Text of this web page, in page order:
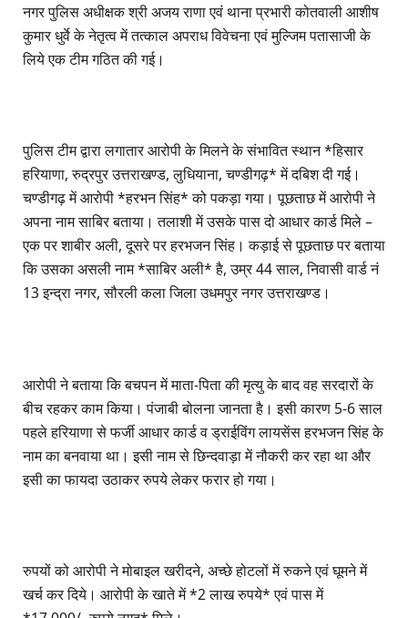
नगर पुलिस अधीक्षक श्री अजय राणा एवं थाना प्रभारी कोतवाली आशीष
कुमार धुर्वे के नेतृत्व में तत्काल अपराध विवेचना एवं मुल्जिम पतासाजी के
लिये एक टीम गठित की गई।
पुलिस टीम द्वारा लगातार आरोपी के मिलने के संभावित स्थान *हिसार
हरियाणा, रुद्रपुर उत्तराखण्ड, लुधियाना, चण्डीगढ़* में दबिश दी गई।
चण्डीगढ़ में आरोपी *हरभन सिंह* को पकड़ा गया। पूछताछ में आरोपी ने
अपना नाम साबिर बताया। तलाशी में उसके पास दो आधार कार्ड मिले –
एक पर शाबीर अली, दूसरे पर हरभजन सिंह। कड़ाई से पूछताछ पर बताया
कि उसका असली नाम *साबिर अली* है, उम्र 44 साल, निवासी वार्ड नं
13 इन्द्रा नगर, सौरली कला जिला उधमपुर नगर उत्तराखण्ड।
आरोपी ने बताया कि बचपन में माता-पिता की मृत्यु के बाद वह सरदारों के
बीच रहकर काम किया। पंजाबी बोलना जानता है। इसी कारण 5-6 साल
पहले हरियाणा से फर्जी आधार कार्ड व ड्राईविंग लायसेंस हरभजन सिंह के
नाम का बनवाया था। इसी नाम से छिन्दवाड़ा में नौकरी कर रहा था और
इसी का फायदा उठाकर रुपये लेकर फरार हो गया।
रुपयों को आरोपी ने मोबाइल खरीदने, अच्छे होटलों में रुकने एवं घूमने में
खर्च कर दिये। आरोपी के खाते में *2 लाख रुपये* एवं पास में